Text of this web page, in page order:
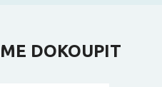
DOKOUPIT